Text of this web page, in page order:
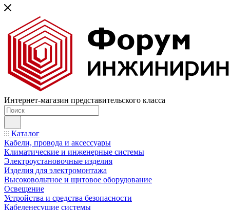
Интернет-магазин представительского класса
Каталог
Кабели, провода и аксессуары
Климатические и инженерные системы
Электроустановочные изделия
Изделия для электромонтажа
Высоковольтное и щитовое оборудование
Освещение
Устройства и средства безопасности
Кабеленесущие системы